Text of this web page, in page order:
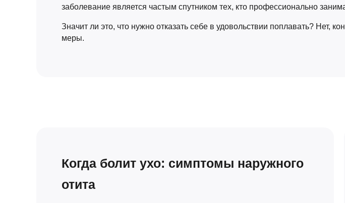
заболевание является частым спутником тех, кто профессионально
Значит ли это, что нужно отказать себе в удовольствии поплавать? Нет,
меры.
Когда болит ухо: симптомы наружного
отита